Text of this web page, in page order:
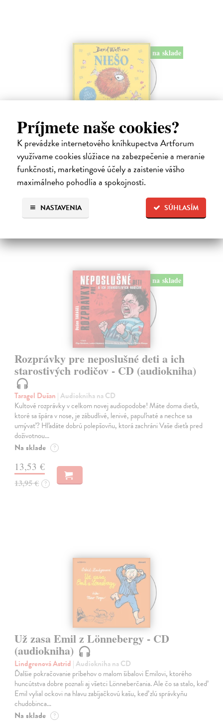
Príjmete naše cookies?
K prevádzke internetového kníhkupectva Artforum
využívame cookies slúžiace na zabezpečenie a meranie
funkčnosti, marketingové účely a zaistenie vášho
maximálneho pohodlia a spokojnosti.
SÚHLASÍM
NASTAVENIA
na sklade
Niešo - CD (audiokniha)
Walliams David| Audiokniha na CD
Toto je príbeh decka, ktoré má absolútne všetko. Všetko, na čo len
pomyslí, mu okamžite zabezpečia jeho láskaví a dobroprajní rodičia.
Na sklade ?
13,25 €
13,95 € ?
na sklade
Rozprávky pre neposlušné deti a ich
starostivých rodičov - CD (audiokniha)
Taragel Dušan | Audiokniha na CD
Kultové rozprávky v celkom novej audiopodobe! Máte doma dieťa,
ktoré sa špára v nose, je zábudlivé, lenivé, papuľnaté a nechce sa
umývať? Hľadáte dobrú polepšovňu, ktorá zachráni Vaše dieťa pred
doživotnou…
Na sklade ?
13,53 €
13,95 € ?
Už zasa Emil z Lönnebergy - CD
(audiokniha)
Lindgrenová Astrid | Audiokniha na CD
Ďalšie pokračovanie príbehov o malom šibalovi Emilovi, ktorého
huncútstva dobre poznali aj všetci Lönneberčania. Ale čo sa stalo, keď
Emil vylial ockovi na hlavu zabíjačkovú kašu, keď zlú správkyňu
chudobinca…
Na sklade ?